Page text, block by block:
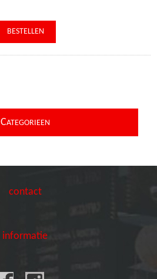
CATEGORIEEN
contact
informatie